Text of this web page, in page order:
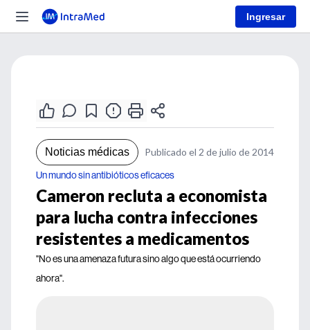
Ingresar
Noticias médicas Publicado el 2 de julio de 2014
Un mundo sin antibióticos eficaces
Cameron recluta a economista
para lucha contra infecciones
resistentes a medicamentos
"No es una amenaza futura sino algo que está ocurriendo
ahora".